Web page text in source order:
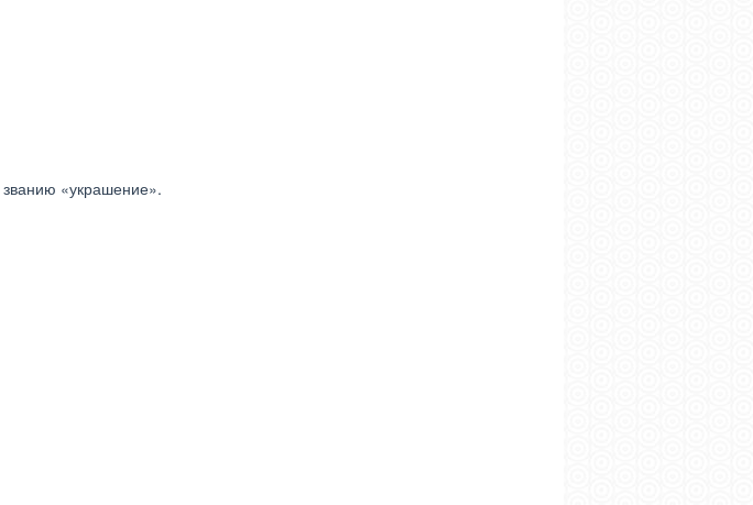
званию «украшение».